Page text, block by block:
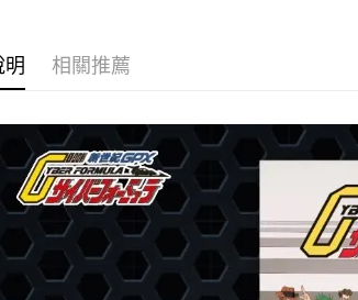
明 相關推薦